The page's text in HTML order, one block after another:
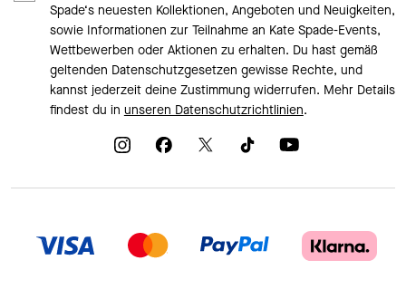
Spade‘s neuesten Kollektionen, Angeboten und Neuigkeiten,
sowie Informationen zur Teilnahme an Kate Spade-Events,
Wettbewerben oder Aktionen zu erhalten. Du hast gemäß
geltenden Datenschutzgesetzen gewisse Rechte, und
kannst jederzeit deine Zustimmung widerrufen. Mehr Details
findest du in unseren Datenschutzrichtlinien.